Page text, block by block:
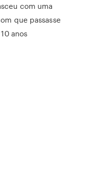
com uma
que passasse
anos